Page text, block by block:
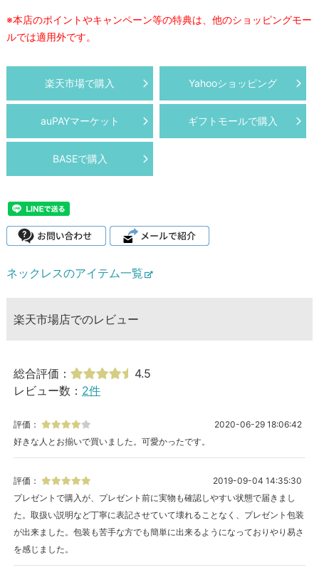
※本店のポイントやキャンペーン等の特典は、他のショッピングモー
ルでは適用外です。
楽天市場で購入 Yahooショッピング
auPAYマーケット ギフトモールで購入
BASEで購入
ネックレスのアイテム一覧
楽天市場店でのレビュー
総合評価：
4.5
レビュー数： 2件
評価：
2020-06-29 18:06:42
好きな人とお揃いで買いました。可愛かったです。
評価：
2019-09-04 14:35:30
プレゼントで購入が、プレゼント前に実物も確認しやすい状態で届きまし
た。取扱い説明など丁寧に表記させていて壊れることなく、プレゼント包装
が出来ました。包装も苦手な方でも簡単に出来るようになっておりやり易さ
を感じました。